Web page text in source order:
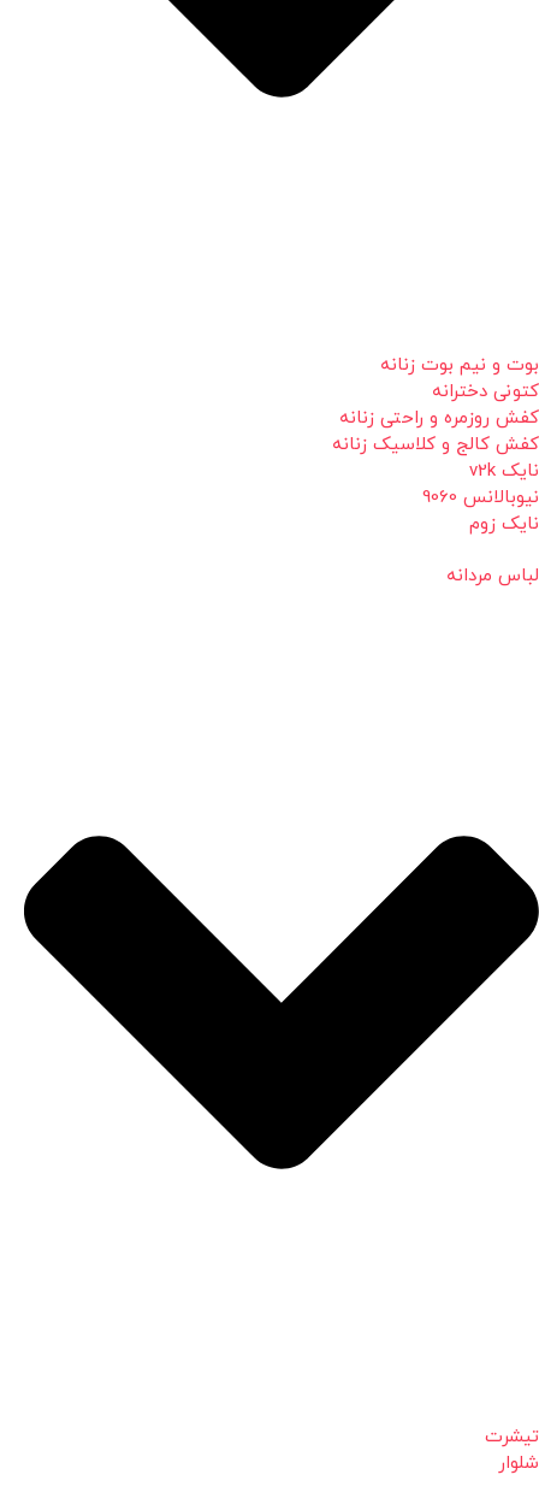
بوت و نیم بوت زنانه
کتونی دخترانه
کفش روزمره و راحتی زنانه
کفش کالج و کلاسیک زنانه
نایک v2k
نیوبالانس 9060
نایک زوم
لباس مردانه
تیشرت
شلوار